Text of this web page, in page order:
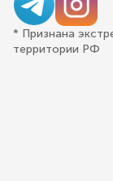
* Признана
территории РФ